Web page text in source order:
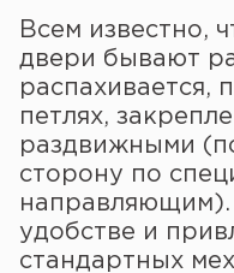
Всем известно,
двери бывают
распахивается,
петлях,
раздвижными
сторону по
удобстве и
стандартных